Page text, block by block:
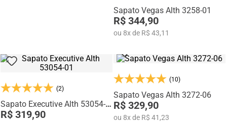
Sapato Vegas Alth 3258-01
R$ 344,90
ou 8xde R$ 43,11
(2)
Sapato Executive Alth 53054-
01
R$ 319,90
(10)
Sapato Vegas Alth 3272-06
R$ 329,90
ou 8xde R$ 41,23